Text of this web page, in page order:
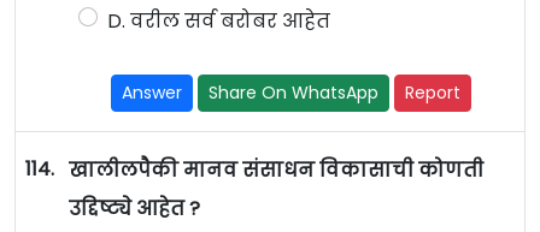
D. वरील सर्व बरोबर आहेत
Answer Share On WhatsApp Report
114. खालीलपैकी मानव संसाधन विकासाची कोणती
उद्दिष्ट्ये आहेत ?